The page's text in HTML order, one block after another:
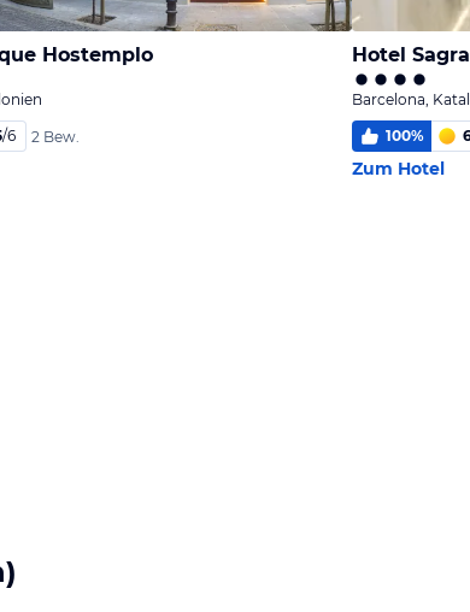
Hostemplo
/6 2 Bew.
Hotel
Barcelona,
100%
Zum Hotel